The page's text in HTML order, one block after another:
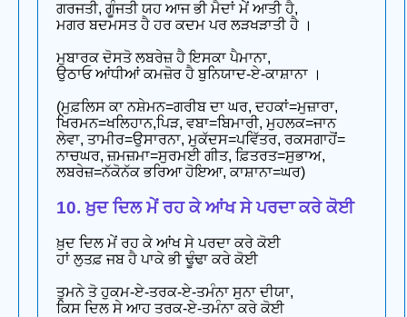
ਗਰਜਤੀ, ਗੂੰਜਤੀ ਯਹ ਆਜ ਭੀ ਮੈਦਾਂ ਮੇਂ ਆਤੀ ਹੈ,
ਮਗਰ ਬਦਮਸਤ ਹੈ ਹਰ ਕਦਮ ਪਰ ਲੜਖੜਾਤੀ ਹੈ ।
ਮੁਬਾਰਕ ਦੋਸਤੋ ਲਬਰੇਜ਼ ਹੈ ਇਸਕਾ ਪੈਮਾਨਾ,
ਉਠਾਓ ਆਂਧੀਆਂ ਕਮਜ਼ੋਰ ਹੈ ਬੁਨਿਯਾਦ-ਏ-ਕਾਸ਼ਾਨਾ ।
(ਮੁਫ਼ਲਿਸ ਕਾ ਨਸ਼ੇਮਨ=ਗਰੀਬ ਦਾ ਘਰ, ਦਹਕਾਂ=ਮੁਜ਼ਾਰਾ,
ਖਿਰਮਨ=ਖਲਿਹਾਨ,ਪਿੜ, ਵਬਾ=ਬਿਮਾਰੀ, ਮੁਹਲਕ=ਜਾਨ
ਲੇਵਾ, ਤਾਮੀਰ=ਉਸਾਰਨਾ, ਮੁਕੱਦਸ=ਪਵਿੱਤਰ, ਰਕਸਗਾਹੋਂ=
ਨਾਚਘਰ, ਜ਼ਮਜ਼ਮਾ=ਸੁਰਮਈ ਗੀਤ, ਫ਼ਿਤਰਤ=ਸੁਭਾਅ,
ਲਬਰੇਜ਼=ਨੱਕੋਨੱਕ ਭਰਿਆ ਹੋਇਆ, ਕਾਸ਼ਾਨਾ=ਘਰ)
10. ਖ਼ੁਦ ਦਿਲ ਮੇਂ ਰਹ ਕੇ ਆਂਖ ਸੇ ਪਰਦਾ ਕਰੇ ਕੋਈ
ਖ਼ੁਦ ਦਿਲ ਮੇਂ ਰਹ ਕੇ ਆਂਖ ਸੇ ਪਰਦਾ ਕਰੇ ਕੋਈ
ਹਾਂ ਲੁਤਫ਼ ਜਬ ਹੈ ਪਾਕੇ ਭੀ ਢੂੰਢਾ ਕਰੇ ਕੋਈ
ਤੁਮਨੇ ਤੋ ਹੁਕਮ-ਏ-ਤਰਕ-ਏ-ਤਮੰਨਾ ਸੁਨਾ ਦੀਯਾ,
ਕਿਸ ਦਿਲ ਸੇ ਆਹ ਤਰਕ-ਏ-ਤਮੰਨਾ ਕਰੇ ਕੋਈ